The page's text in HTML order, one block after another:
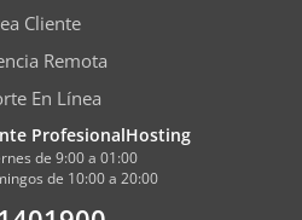
Cliente
Remota
En Línea
ProfesionalHosting
de 9:00 a 01:00
de 10:00 a 20:00